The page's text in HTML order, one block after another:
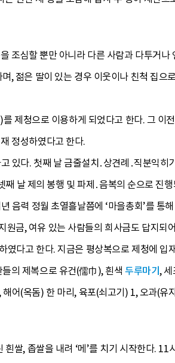
조심할 뿐만 아니라 다른 사람과 다투거
, 젊은 딸이 있는 경우 이웃이나 친척 집으
제청으로 이용하게 되었다고 한다. 그 이
정성하였다고 한다.
있다. 첫째 날 금줄설치․상견례․직분익히
날 제의 봉행 및 파제․음복의 순으로 진
음력 정월 초열흘날쯤에 ‘마을총회’를 통
금, 여유 있는 사람들의 희사금도 답지되
다고 한다. 지금은 평상복으로 제청에 입
의 제복으로 유건(儒巾), 흰색 두루마기,
어(옥돔) 한 마리, 육포(쇠고기) 1, 오과(유
쌀, 좁쌀을 내려 ‘메’를 치기 시작한다. 11